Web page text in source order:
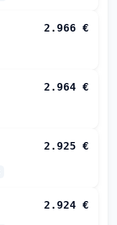
2.966 €
2.964 €
2.925 €
2.924 €